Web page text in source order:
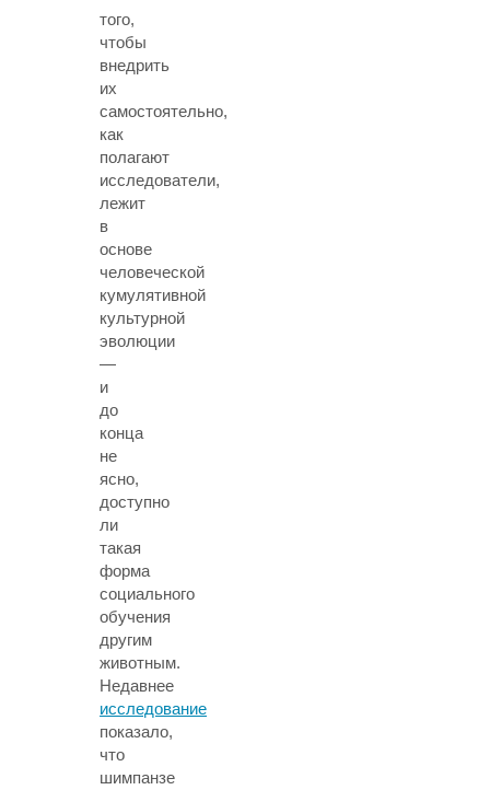
того,
чтобы
внедрить
их
самостоятельно,
как
полагают
исследователи,
лежит
в
основе
человеческой
кумулятивной
культурной
эволюции
—
и
до
конца
не
ясно,
доступно
ли
такая
форма
социального
обучения
другим
животным.
Недавнее
исследование
показало,
что
шимпанзе